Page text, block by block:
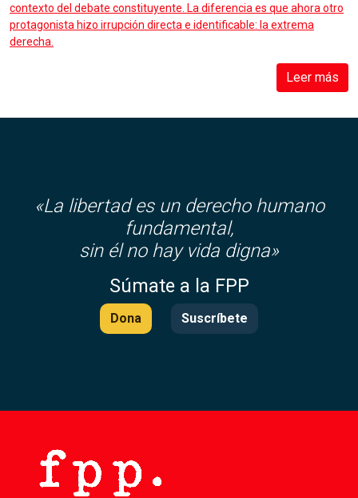
contexto del debate constituyente. La diferencia es que ahora otro
protagonista hizo irrupción directa e identificable: la extrema
derecha.
Leer más
«La libertad es un derecho humano
fundamental,
sin él no hay vida digna»
Súmate a la FPP
Dona Suscríbete